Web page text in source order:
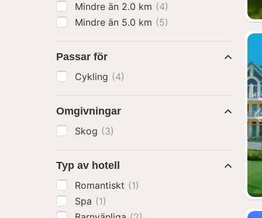
Mindre än 2.0 km (4)
Mindre än 5.0 km (5)
Passar för
Cykling (4)
Omgivningar
Skog (3)
Typ av hotell
Romantiskt (1)
Spa (1)